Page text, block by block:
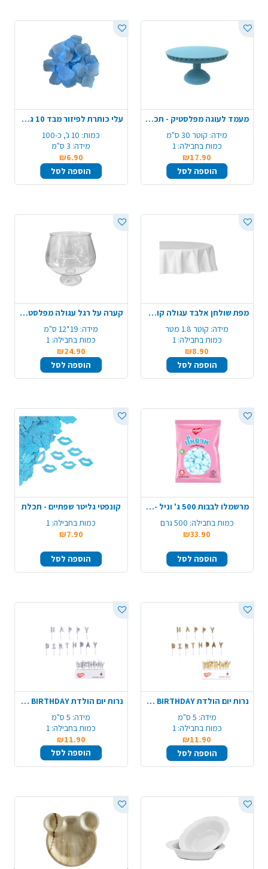
מעמד לעוגה מפלסטיק - תכלת
מידה: קוטר 30 ס"מ
כמות בחבילה: 1
₪17.90
הוספה לסל
עלי כותרת לפיזור מבד 10 גרם - תכלת
כמות: 10 ג', כ-100
מידה: 3 ס"מ
₪6.90
הוספה לסל
מפת שולחן אלבד עגולה קוטר 1.80 מ' - לבן
מידה: קוטר 1.8 מטר
כמות בחבילה: 1
₪8.90
הוספה לסל
קערה על רגל עגולה מפלסטיק - שקוף
מידה: 19*12 ס"מ
כמות בחבילה: 1
₪24.90
הוספה לסל
מרשמלו לבבות 500 ג' וניל - כחול לבן
כמות בחבילה: 500 גרם
₪33.90
הוספה לסל
קונפטי גליטר שפתיים - תכלת
כמות בחבילה: 1
₪7.90
הוספה לסל
נרות יום הולדת HAPPY BIRTHDAY אותיות - זהב
מידה: 5 ס"מ
כמות בחבילה: 1
₪11.90
הוספה לסל
נרות יום הולדת HAPPY BIRTHDAY אותיות - כסף
מידה: 5 ס"מ
כמות בחבילה: 1
₪11.90
הוספה לסל